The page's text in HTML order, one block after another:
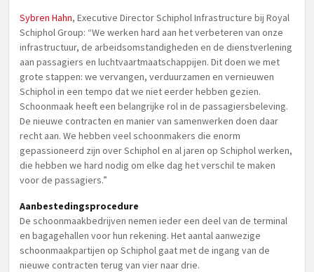
Sybren Hahn, Executive Director Schiphol Infrastructure bij Royal
Schiphol Group: “We werken hard aan het verbeteren van onze
infrastructuur, de arbeidsomstandigheden en de dienstverlening
aan passagiers en luchtvaartmaatschappijen. Dit doen we met
grote stappen: we vervangen, verduurzamen en vernieuwen
Schiphol in een tempo dat we niet eerder hebben gezien.
Schoonmaak heeft een belangrijke rol in de passagiersbeleving.
De nieuwe contracten en manier van samenwerken doen daar
recht aan. We hebben veel schoonmakers die enorm
gepassioneerd zijn over Schiphol en al jaren op Schiphol werken,
die hebben we hard nodig om elke dag het verschil te maken
voor de passagiers.”
Aanbestedingsprocedure
De schoonmaakbedrijven nemen ieder een deel van de terminal
en bagagehallen voor hun rekening. Het aantal aanwezige
schoonmaakpartijen op Schiphol gaat met de ingang van de
nieuwe contracten terug van vier naar drie.